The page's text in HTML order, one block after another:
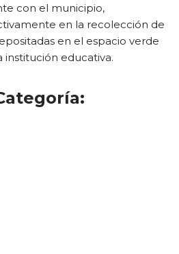
con el municipio,
en la recolección de
en el espacio verde
institución educativa.